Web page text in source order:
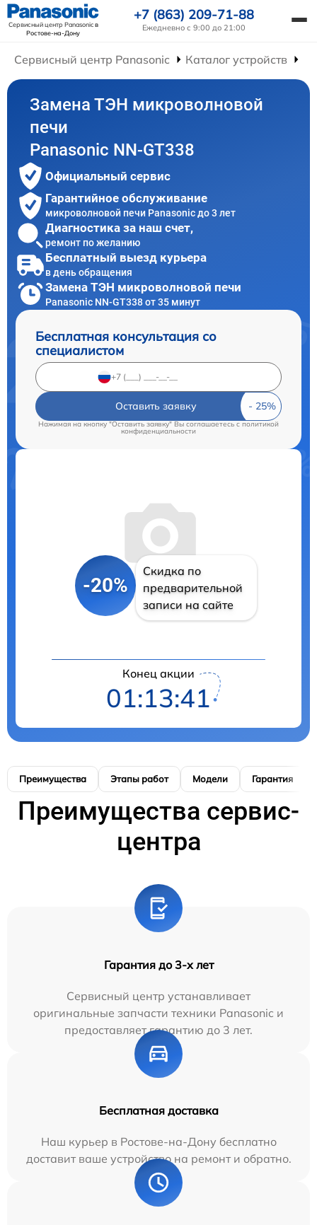
Сервисный центр Panasonicв
Ростове-на-Дону
+7 (863) 209-71-88
Ежедневно с 9:00 до 21:00
Сервисный центр Panasonic Каталог устройств
Замена ТЭН микроволновой
печи
Panasonic NN-GT338
Официальный сервис
Гарантийное обслуживание
микроволновой печи Panasonic до 3 лет
Диагностика за наш счет,
ремонт по желанию
Бесплатный выезд курьера
в день обращения
Замена ТЭН микроволновой печи
Panasonic NN-GT338 от 35 минут
Бесплатная консультация со
специалистом
Оставить заявку
Нажимая на кнопку "Оставить заявку" Вы соглашаетесь cполитикой
конфиденциальности
-20%
Скидка по
предварительной
записи на сайте
Конец акции
01:13:40
Преимущества Этапы работ Модели Гарантия
Преимущества сервис-
центра
Гарантия до 3-х лет
Сервисный центр устанавливает
оригинальные запчасти техники Panasonic и
предоставляет гарантию до 3 лет.
Бесплатная доставка
Наш курьер в Ростове-на-Дону бесплатно
доставит ваше устройство на ремонт и обратно.